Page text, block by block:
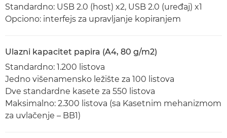
Standardno: USB 2.0 (host) x2, USB 2.0 (uređaj) x1
Opciono: interfejs za upravljanje kopiranjem
Ulazni kapacitet papira (A4, 80 g/m2)
Standardno: 1.200 listova
Jedno višenamensko ležište za 100 listova
Dve standardne kasete za 550 listova
Maksimalno: 2.300 listova (sa Kasetnim mehanizmom
za uvlačenje – BB1)